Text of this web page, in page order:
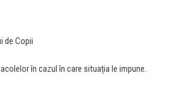
de Copii
în cazul în care situația le impune.